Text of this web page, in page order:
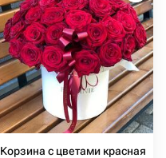
Корзина с цветами красная